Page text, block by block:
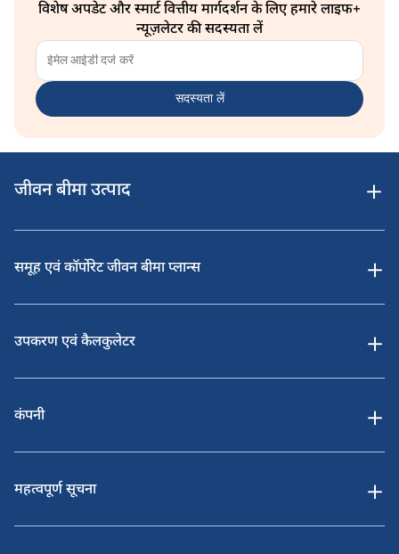
विशेष अपडेट और स्मार्ट वित्तीय मार्गदर्शन के लिए हमारे लाइफ+
न्यूज़लेटर की सदस्यता लें
सदस्यता लें
जीवन बीमा उत्पाद
समूह एवं कॉर्पोरेट जीवन बीमा प्लान्स
उपकरण एवं कैलकुलेटर
कंपनी
महत्वपूर्ण सूचना